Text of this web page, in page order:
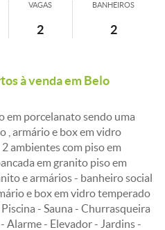
VAGAS
2
BANHEIROS
2
à venda em Belo
porcelanato sendo uma
, armário e box em vidro
ambientes com piso em
em granito piso em
e armários - banheiro social
e box em vidro temperado
- Sauna - Churrasqueira
Alarme - Elevador - Jardins -